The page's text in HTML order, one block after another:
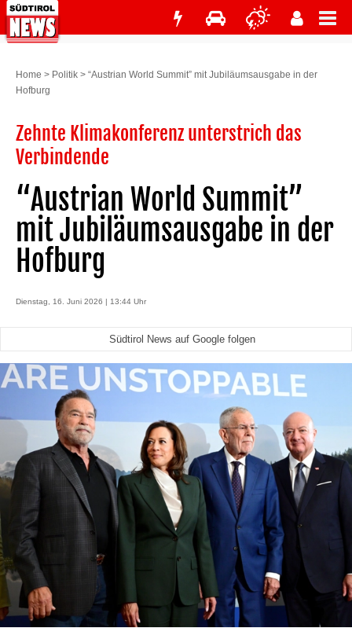
Home > Politik > “Austrian World Summit” mit Jubiläumsausgabe in der
Hofburg
Zehnte Klimakonferenz unterstrich das
Verbindende
“Austrian World Summit”
mit Jubiläumsausgabe in der
Hofburg
Dienstag, 16. Juni 2026 | 13:44 Uhr
Südtirol News auf Google folgen